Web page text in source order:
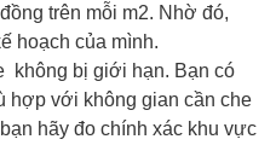
trên mỗi m2. Nhờ đó,
hoạch của mình.
không bị giới hạn. Bạn có
hợp với không gian cần che
hãy đo chính xác khu vực